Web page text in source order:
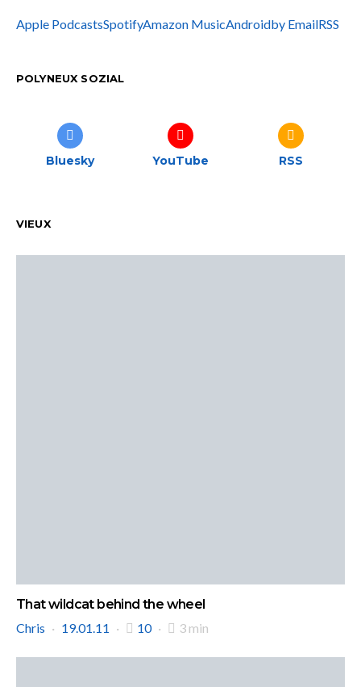
Apple PodcastsSpotifyAmazon MusicAndroidby EmailRSS
POLYNEUX SOZIAL
Bluesky YouTube RSS
VIEUX
That wildcat behind the wheel
Chris
19.01.11 10 3 min